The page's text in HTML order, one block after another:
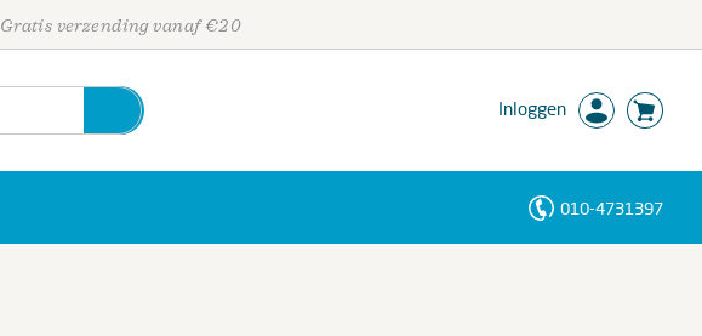
Gratis verzending vanaf €20
Inloggen
010-4731397
Personen